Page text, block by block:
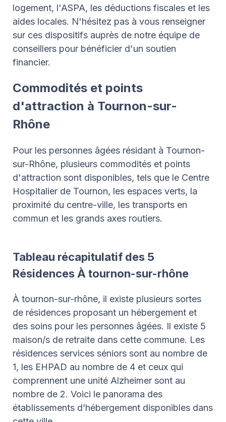
logement, l'ASPA, les déductions fiscales et les
aides locales. N'hésitez pas à vous renseigner
sur ces dispositifs auprès de notre équipe de
conseillers pour bénéficier d'un soutien
financier.
Commodités et points
d'attraction à Tournon-sur-
Rhône
Pour les personnes âgées résidant à Tournon-
sur-Rhône, plusieurs commodités et points
d'attraction sont disponibles, tels que le Centre
Hospitalier de Tournon, les espaces verts, la
proximité du centre-ville, les transports en
commun et les grands axes routiers.
Tableau récapitulatif des 5
Résidences À tournon-sur-rhône
À tournon-sur-rhône, il existe plusieurs sortes
de résidences proposant un hébergement et
des soins pour les personnes âgées. Il existe 5
maison/s de retraite dans cette commune. Les
résidences services séniors sont au nombre de
1, les EHPAD au nombre de 4 et ceux qui
comprennent une unité Alzheimer sont au
nombre de 2. Voici le panorama des
établissements d’hébergement disponibles dans